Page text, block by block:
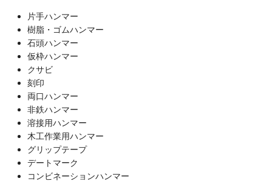
片手ハンマー
樹脂・ゴムハンマー
石頭ハンマー
仮枠ハンマー
クサビ
刻印
両口ハンマー
非鉄ハンマー
溶接用ハンマー
木工作業用ハンマー
グリップテープ
デートマーク
コンビネーションハンマー